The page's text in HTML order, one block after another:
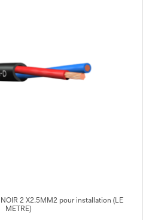
2 X2.5MM2 pour installation (LE
METRE)